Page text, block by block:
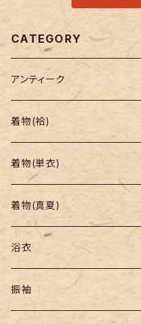
CATEGORY
アンティーク
着物
帯
羽織り・道行
着物(袷)
小紋
色無地・江戸小紋
紬
訪問着・付下
着物(単衣)
着物(真夏)
浴衣
セオα・ポリ
振袖